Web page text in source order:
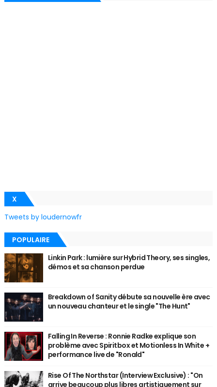
X
Tweets by loudernowfr
POPULAIRE
Linkin Park : lumière sur Hybrid Theory, ses singles,
démos et sa chanson perdue
Breakdown of Sanity débute sa nouvelle ère avec
un nouveau chanteur et le single "The Hunt"
Falling In Reverse : Ronnie Radke explique son
problème avec Spiritbox et Motionless In White +
performance live de "Ronald"
Rise Of The Northstar (Interview Exclusive) : "On
arrive beaucoup plus libres artistiquement sur